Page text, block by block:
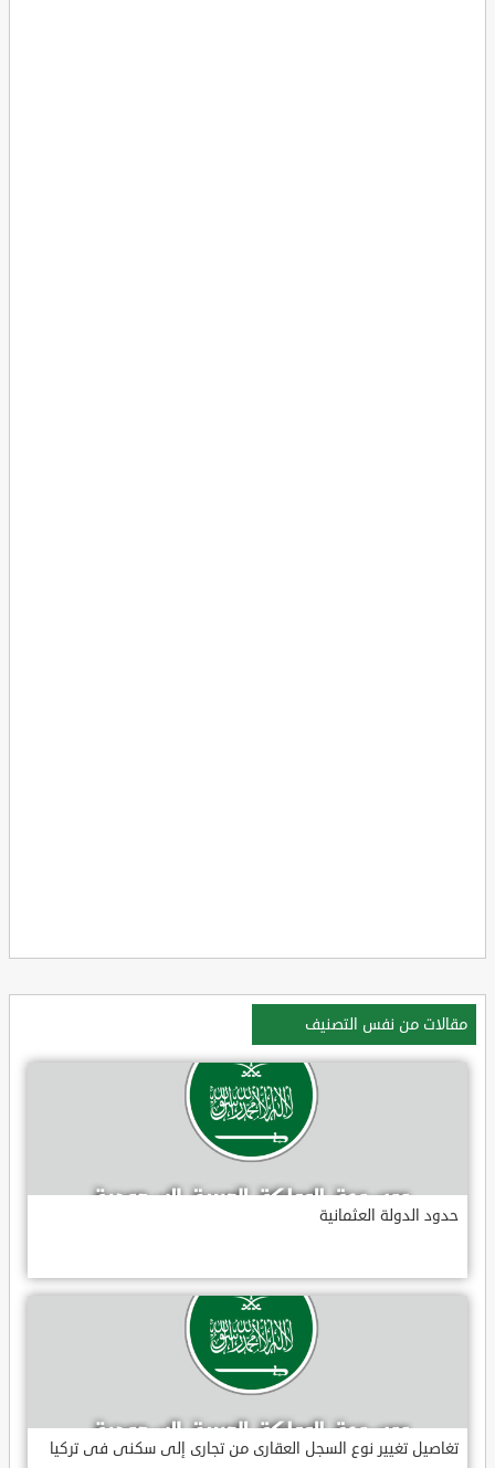
مقالات من نفس التصنيف
حدود الدولة العثمانية
تغاصيل تغيير نوع السجل العقارى من تجارى إلى سكنى فى تركيا